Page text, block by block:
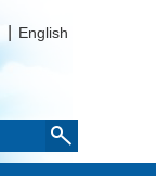
English